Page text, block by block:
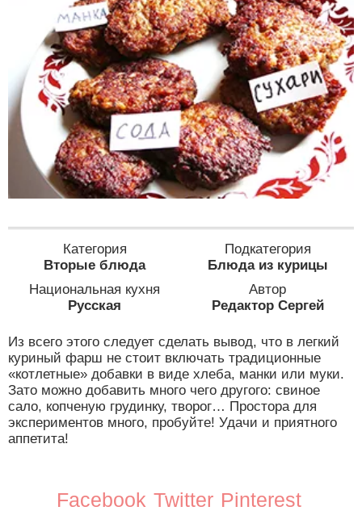
Категория
Вторые блюда
Подкатегория
Блюда из курицы
Национальная кухня
Русская
Автор
Редактор Сергей
Из всего этого следует сделать вывод, что в легкий
куриный фарш не стоит включать традиционные
«котлетные» добавки в виде хлеба, манки или муки.
Зато можно добавить много чего другого: свиное
сало, копченую грудинку, творог… Простора для
экспериментов много, пробуйте! Удачи и приятного
аппетита!
Facebook Twitter Pinterest